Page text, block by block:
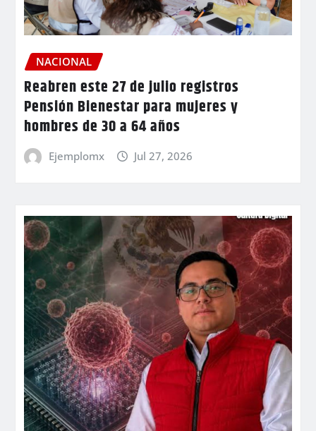
NACIONAL
Reabren este 27 de julio registros
Pensión Bienestar para mujeres y
hombres de 30 a 64 años
Ejemplomx Jul 27, 2026